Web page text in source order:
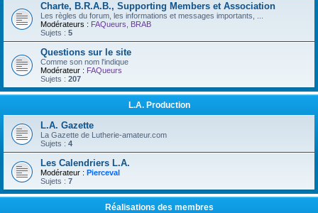
Charte, B.R.A.B., Supporting Members et Association
Les règles du forum, les informations et messages importants, ...
Modérateurs : FAQueurs
BRAB
Sujets : 5
Questions sur le site
Comme son nom l'indique
Modérateur : FAQueurs
Sujets : 207
L.A. Production
L.A. Gazette
La Gazette de Lutherie-amateur.com
Sujets : 4
Les Calendriers L.A.
Modérateur : Pierceval
Sujets : 7
Réalisations des membres